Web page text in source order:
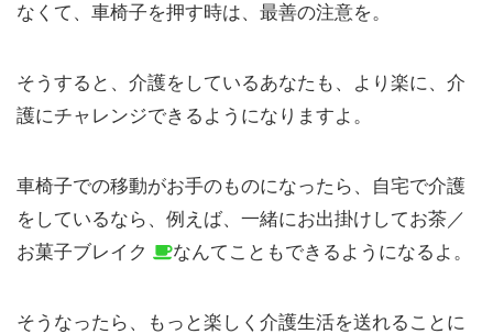
なくて、車椅子を押す時は、最善の注意を。
そうすると、介護をしているあなたも、より楽に、介
護にチャレンジできるようになりますよ。
車椅子での移動がお手のものになったら、自宅で介護
をしているなら、例えば、一緒にお出掛けしてお茶／
お菓子ブレイク
なんてこともできるようになるよ。
そうなったら、もっと楽しく介護生活を送れることに